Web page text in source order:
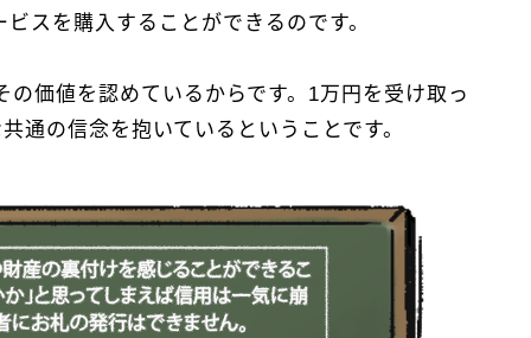
スを購入することができるのです。
価値を認めているからです。1万円を受け取っ
通の信念を抱いているということです。